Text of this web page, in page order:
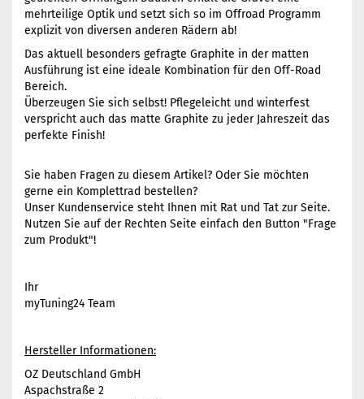
mehrteilige Optik und setzt sich so im Offroad Programm
explizit von diversen anderen Rädern ab!
Das aktuell besonders gefragte Graphite in der matten
Ausführung ist eine ideale Kombination für den Off-Road
Bereich.
Überzeugen Sie sich selbst! Pflegeleicht und winterfest
verspricht auch das matte Graphite zu jeder Jahreszeit das
perfekte Finish!
Sie haben Fragen zu diesem Artikel? Oder Sie möchten
gerne ein Komplettrad bestellen?
Unser Kundenservice steht Ihnen mit Rat und Tat zur Seite.
Nutzen Sie auf der Rechten Seite einfach den Button "Frage
zum Produkt"!
Ihr
myTuning24 Team
Hersteller Informationen:
OZ Deutschland GmbH
Aspachstraße 2